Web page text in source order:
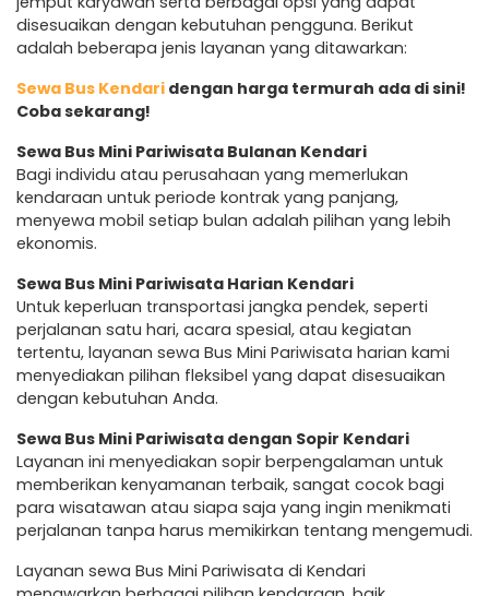
disesuaikan dengan kebutuhan pengguna. Berikut
adalah beberapa jenis layanan yang ditawarkan:
Sewa Bus Kendari dengan harga termurah ada di sini!
Coba sekarang!
Sewa Bus Mini Pariwisata Bulanan Kendari
Bagi individu atau perusahaan yang memerlukan
kendaraan untuk periode kontrak yang panjang,
menyewa mobil setiap bulan adalah pilihan yang lebih
ekonomis.
Sewa Bus Mini Pariwisata Harian Kendari
Untuk keperluan transportasi jangka pendek, seperti
perjalanan satu hari, acara spesial, atau kegiatan
tertentu, layanan sewa Bus Mini Pariwisata harian kami
menyediakan pilihan fleksibel yang dapat disesuaikan
dengan kebutuhan Anda.
Sewa Bus Mini Pariwisata dengan Sopir Kendari
Layanan ini menyediakan sopir berpengalaman untuk
memberikan kenyamanan terbaik, sangat cocok bagi
para wisatawan atau siapa saja yang ingin menikmati
perjalanan tanpa harus memikirkan tentang mengemudi.
Layanan sewa Bus Mini Pariwisata di Kendari